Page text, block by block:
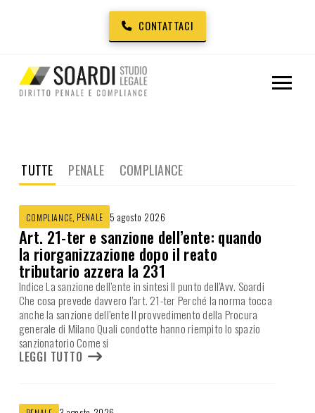
CONTATTACI
TUTTE PENALE COMPLIANCE
COMPLIANCE, PENALE 5 agosto 2026
Art. 21-ter e sanzione dell’ente: quando
la riorganizzazione dopo il reato
tributario azzera la 231
Indice La sanzione dell’ente in sintesi Il punto dell’Avv. Soardi
Che cosa prevede davvero l’art. 21-ter Perché la norma tocca
anche la sanzione dell’ente Il provvedimento della Procura
generale di Milano Quali condotte hanno riempito lo spazio
sanzionatorio Come si
LEGGI TUTTO